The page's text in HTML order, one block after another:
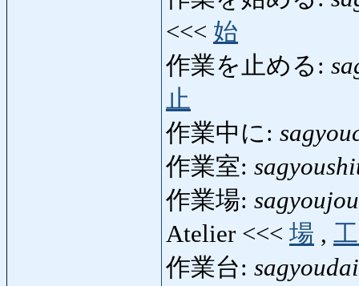
<<< 始
作業を止める:
止
作業中に:
作業室:
作業場: sagyoujou
Atelier <<< 場 ,
作業台: sagyoudai